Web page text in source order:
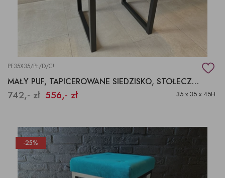
PF35X35/PŁ/D/C!
MAŁY PUF, TAPICEROWANE SIEDZISKO, STOŁECZEK Z MIĘKKIM SIEDZISKIEM
742,- zł 556,- zł 35 x 35 x 45H
-25%